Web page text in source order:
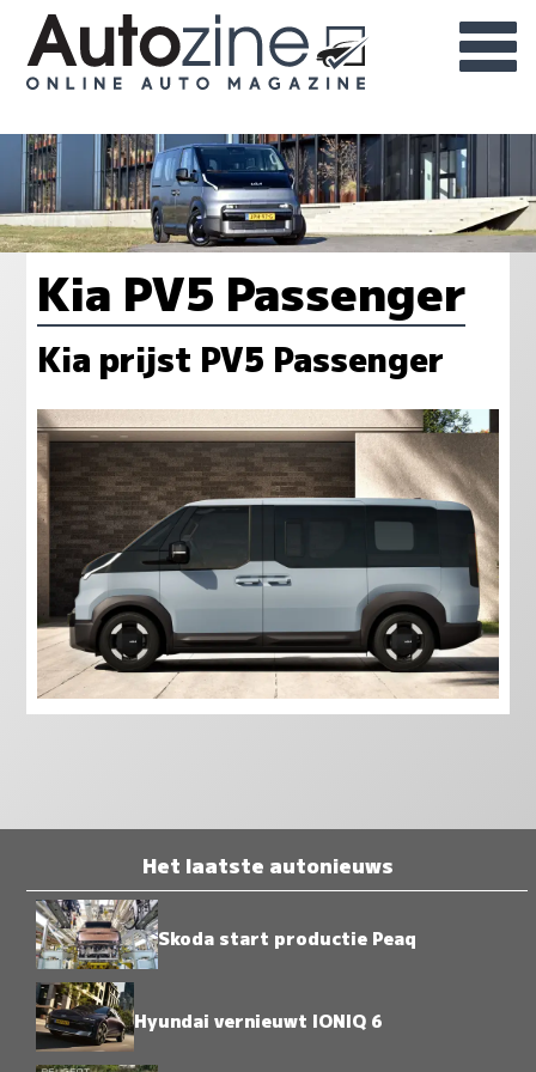
Kia PV5 Passenger
Kia prijst PV5 Passenger
Het laatste autonieuws
Skoda start productie Peaq
Hyundai vernieuwt IONIQ 6